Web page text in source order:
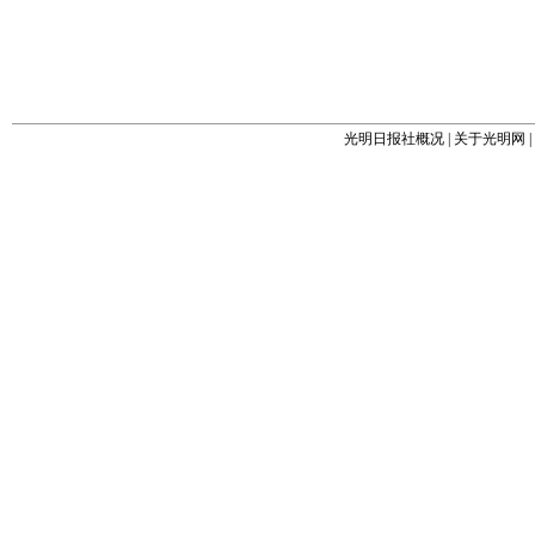
光明日报社概况 关于光明网